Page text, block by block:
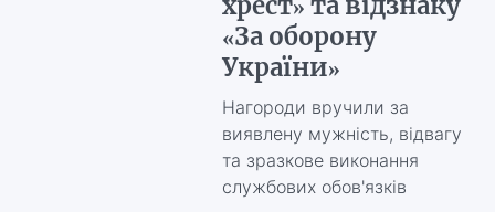
«За оборону
України»
Нагороди вручили за
виявлену мужність, відвагу
та зразкове виконання
службових обов'язків